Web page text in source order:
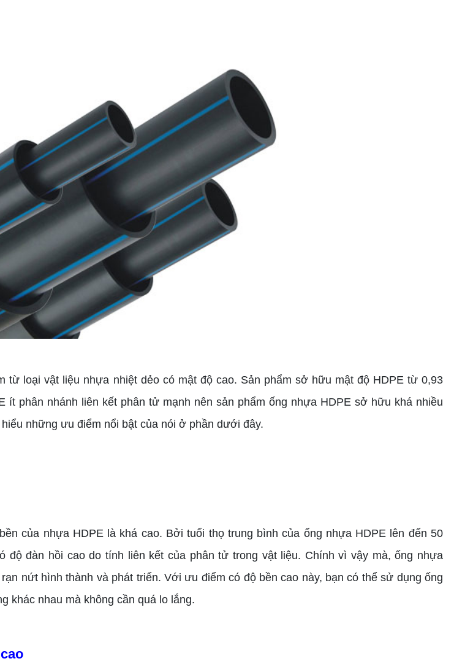
từ loại vật liệu nhựa nhiệt dẻo có mật độ cao. Sản phẩm sở hữu mật độ HDPE từ 0,93
ít phân nhánh liên kết phân tử mạnh nên sản phẩm ống nhựa HDPE sở hữu khá nhiều
những ưu điểm nổi bật của nói ở phần dưới đây.
của nhựa HDPE là khá cao. Bởi tuổi thọ trung bình của ống nhựa HDPE lên đến 50
độ đàn hồi cao do tính liên kết của phân tử trong vật liệu. Chính vì vậy mà, ống nhựa
nứt hình thành và phát triển. Với ưu điểm có độ bền cao này, bạn có thể sử dụng ống
khác nhau mà không cần quá lo lắng.